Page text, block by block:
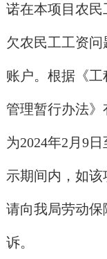
诺在本项目农
欠农民工工资
账户。根据《
管理暂行办法》
为2024年2月9
示期间内，如该
请向我局劳动
诉。